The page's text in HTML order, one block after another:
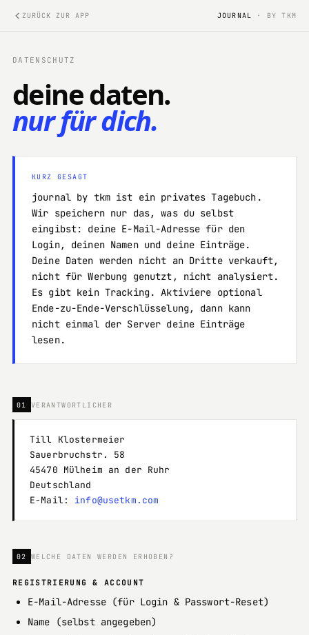
ZURÜCK ZUR APP JOURNAL · BY TKM
DATENSCHUTZ
deine daten.
nur für dich.
KURZ GESAGT
journal by tkm ist ein privates Tagebuch.
Wir speichern nur das, was du selbst
eingibst: deine E-Mail-Adresse für den
Login, deinen Namen und deine Einträge.
Deine Daten werden nicht an Dritte verkauft,
nicht für Werbung genutzt, nicht analysiert.
Es gibt kein Tracking. Aktiviere optional
Ende-zu-Ende-Verschlüsselung, dann kann
nicht einmal der Server deine Einträge
lesen.
01 VERANTWORTLICHER
Till Klostermeier
Sauerbruchstr. 58
45470 Mülheim an der Ruhr
Deutschland
E-Mail: info@usetkm.com
02 WELCHE DATEN WERDEN ERHOBEN?
REGISTRIERUNG & ACCOUNT
E-Mail-Adresse (für Login & Passwort-Reset)
Name (selbst angegeben)